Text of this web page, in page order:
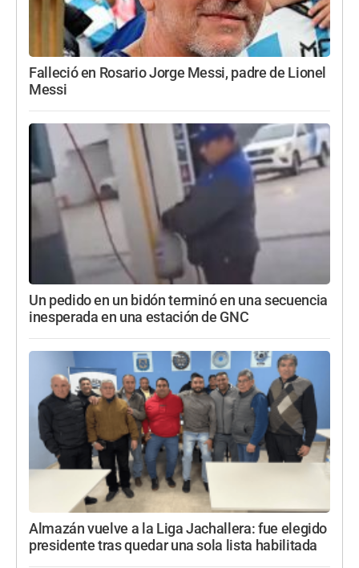
Falleció en Rosario Jorge Messi, padre de Lionel
Messi
Un pedido en un bidón terminó en una secuencia
inesperada en una estación de GNC
Almazán vuelve a la Liga Jachallera: fue elegido
presidente tras quedar una sola lista habilitada